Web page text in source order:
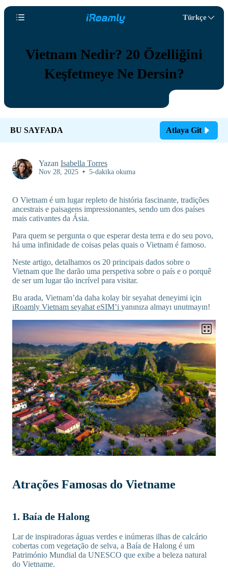
Türkçe
Vietnam Nedir? 20 Özelliğini
Keşfetmeye Ne Dersin?
BU SAYFADA Atlaya Git
Yazan Isabella Torres
Nov 28, 2025 • 5-dakika okuma
O Vietnam é um lugar repleto de história fascinante, tradições
ancestrais e paisagens impressionantes, sendo um dos países
mais cativantes da Ásia.
Para quem se pergunta o que esperar desta terra e do seu povo,
há uma infinidade de coisas pelas quais o Vietnam é famoso.
Neste artigo, detalhamos os 20 principais dados sobre o
Vietnam que lhe darão uma perspetiva sobre o país e o porquê
de ser um lugar tão incrível para visitar.
Bu arada, Vietnam’da daha kolay bir seyahat deneyimi için
iRoamly Vietnam seyahat eSIM’i yanınıza almayı unutmayın!
Atrações Famosas do Vietname
1. Baía de Halong
Lar de inspiradoras águas verdes e inúmeras ilhas de calcário
cobertas com vegetação de selva, a Baía de Halong é um
Património Mundial da UNESCO que exibe a beleza natural
do Vietname.